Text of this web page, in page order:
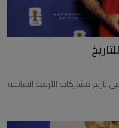
مشاركاته الأربعة السابقه